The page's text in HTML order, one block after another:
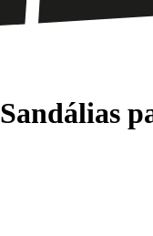
Sandálias